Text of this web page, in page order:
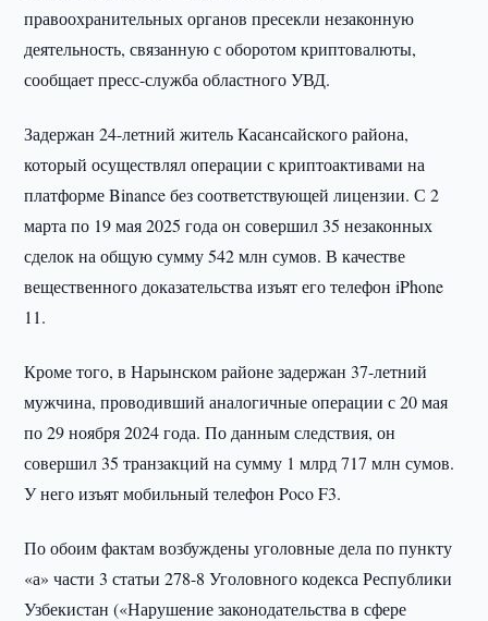
правоохранительных органов пресекли незаконную
деятельность, связанную с оборотом криптовалюты,
сообщает пресс-служба областного УВД.
Задержан 24-летний житель Касансайского района,
который осуществлял операции с криптоактивами на
платформе Binance без соответствующей лицензии. С 2
марта по 19 мая 2025 года он совершил 35 незаконных
сделок на общую сумму 542 млн сумов. В качестве
вещественного доказательства изъят его телефон iPhone
11.
Кроме того, в Нарынском районе задержан 37-летний
мужчина, проводивший аналогичные операции с 20 мая
по 29 ноября 2024 года. По данным следствия, он
совершил 35 транзакций на сумму 1 млрд 717 млн сумов.
У него изъят мобильный телефон Poco F3.
По обоим фактам возбуждены уголовные дела по пункту
«а» части 3 статьи 278-8 Уголовного кодекса Республики
Узбекистан («Нарушение законодательства в сфере